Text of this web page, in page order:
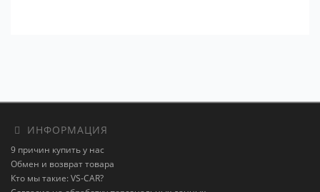
ИНФОРМАЦИЯ
9 причин купить у нас
Обмен и возврат товара
Кто мы такие: VS-CAR?